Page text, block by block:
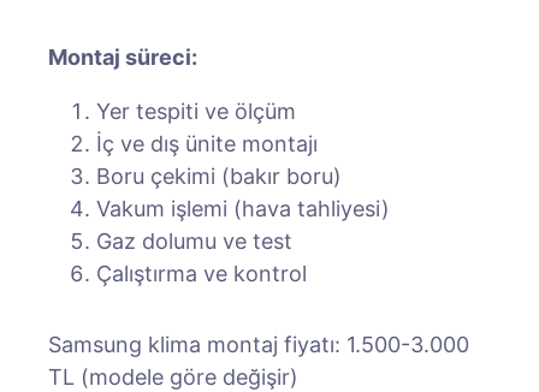
Montaj süreci:
Yer tespiti ve ölçüm
İç ve dış ünite montajı
Boru çekimi (bakır boru)
Vakum işlemi (hava tahliyesi)
Gaz dolumu ve test
Çalıştırma ve kontrol
Samsung klima montaj fiyatı: 1.500-3.000
TL (modele göre değişir)